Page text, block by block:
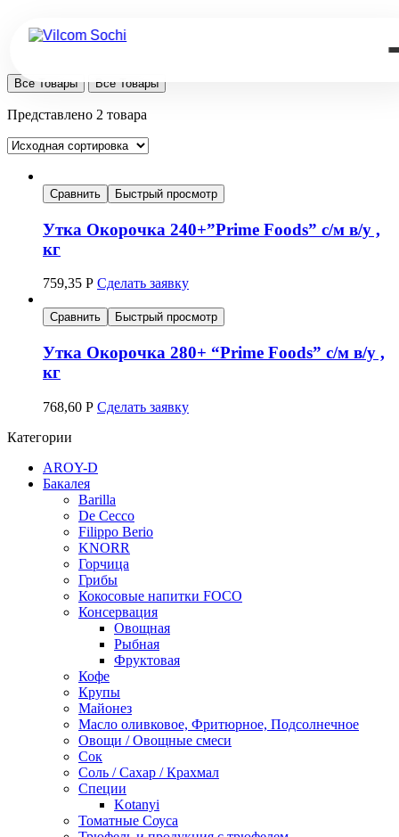
Все Товары Все Товары
Представлено 2 товара
Сравнить Быстрый просмотр
Утка Окорочка 240+”Prime Foods” с/м в/у ,
кг
759,35 Р Сделать заявку
Сравнить Быстрый просмотр
Утка Окорочка 280+ “Prime Foods” с/м в/у ,
кг
768,60 Р Сделать заявку
Категории
AROY-D
Бакалея
Barilla
De Cecco
Filippo Berio
KNORR
Горчица
Грибы
Кокосовые напитки FOCO
Консервация
Овощная
Рыбная
Фруктовая
Кофе
Крупы
Майонез
Масло оливковое, Фритюрное, Подсолнечное
Овощи / Овощные смеси
Сок
Соль / Сахар / Крахмал
Специи
Kotanyi
Томатные Соуса